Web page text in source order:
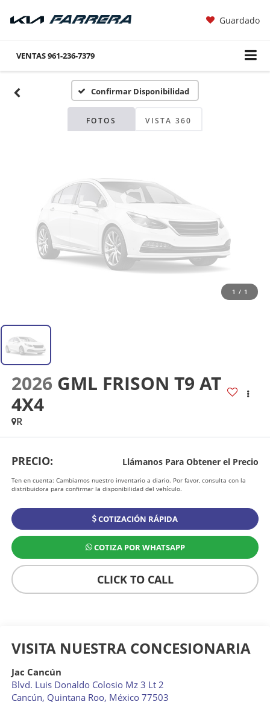
Guardado
VENTAS961-236-7379
Confirmar Disponibilidad
FOTOS VISTA 360
Fotos No
Disponibles
Por favor, revise luego
1 / 1
2026 GML FRISON T9 AT
4X4
R
PRECIO: Llámanos Para Obtener el Precio
Ten en cuenta: Cambiamos nuestro inventario a diario. Por favor, consulta con la
distribuidora para confirmar la disponibilidad del vehículo.
COTIZACIÓN RÁPIDA
COTIZA POR WHATSAPP
CLICK TO CALL
VISITA NUESTRA CONCESIONARIA
Jac Cancún
Blvd. Luis Donaldo Colosio Mz 3 Lt 2
Cancún, Quintana Roo, México 77503